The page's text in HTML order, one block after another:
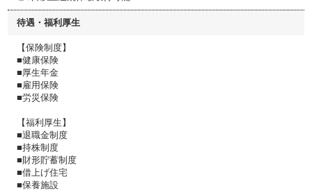
待遇・福利厚生
【保険制度】
■健康保険
■厚⽣年⾦
■雇⽤保険
■労災保険
【福利厚生】
■退職⾦制度
■持株制度
■財形貯蓄制度
■借上げ住宅
■保養施設